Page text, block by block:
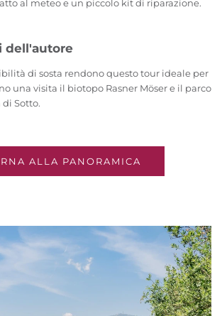
al meteo e un piccolo kit di riparazione.
dell'autore
di sosta rendono questo tour ideale per
una visita il biotopo Rasner Möser e il parco
Sotto.
ALLA PANORAMICA